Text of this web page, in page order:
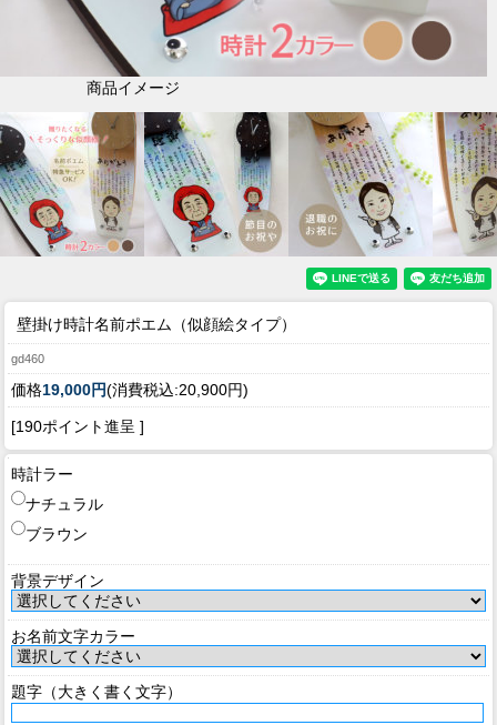
商品イメージ
壁掛け時計名前ポエム（似顔絵タイプ）
gd460
価格19,000円(消費税込:20,900円)
[190ポイント進呈 ]
時計ラー
ナチュラル
ブラウン
背景デザイン
お名前文字カラー
題字（大きく書く文字）